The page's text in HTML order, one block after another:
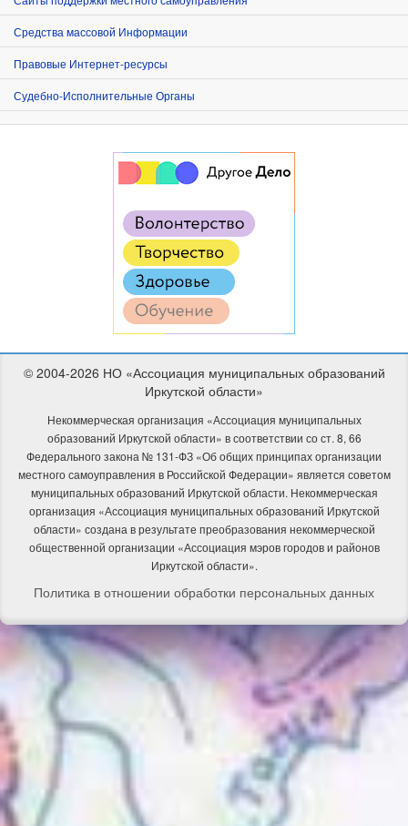
Средства массовой Информации
Правовые Интернет-ресурсы
Судебно-Исполнительные Органы
© 2004-2026 НО «Ассоциация муниципальных образований
Иркутской области»
Некоммерческая организация «Ассоциация муниципальных
образований Иркутской области» в соответствии со ст. 8, 66
Федерального закона № 131-ФЗ «Об общих принципах организации
местного самоуправления в Российской Федерации» является советом
муниципальных образований Иркутской области. Некоммерческая
организация «Ассоциация муниципальных образований Иркутской
области» создана в результате преобразования некоммерческой
общественной организации «Ассоциация мэров городов и районов
Иркутской области».
Политика в отношении обработки персональных данных